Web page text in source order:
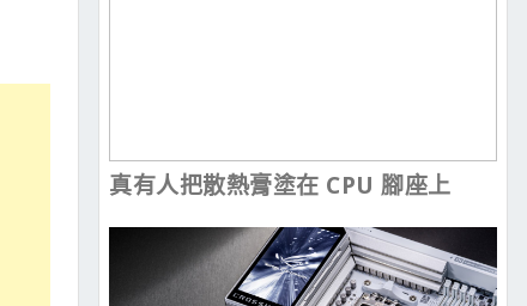
真有人把散熱膏塗在 CPU 腳座上